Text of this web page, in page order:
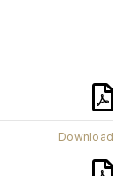
Download